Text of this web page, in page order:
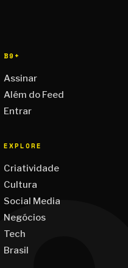
B9+
Assinar
Além do Feed
Entrar
EXPLORE
Criatividade
Cultura
Social Media
Negócios
Tech
Brasil